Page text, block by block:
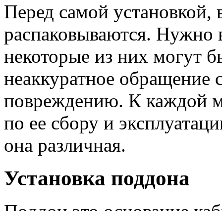
Перед самой установкой,
распаковываются. Нужно
некоторые из них могут
неаккуратное
повреждению. К каждой
по ее сбору и
она различная.
Установка поддона